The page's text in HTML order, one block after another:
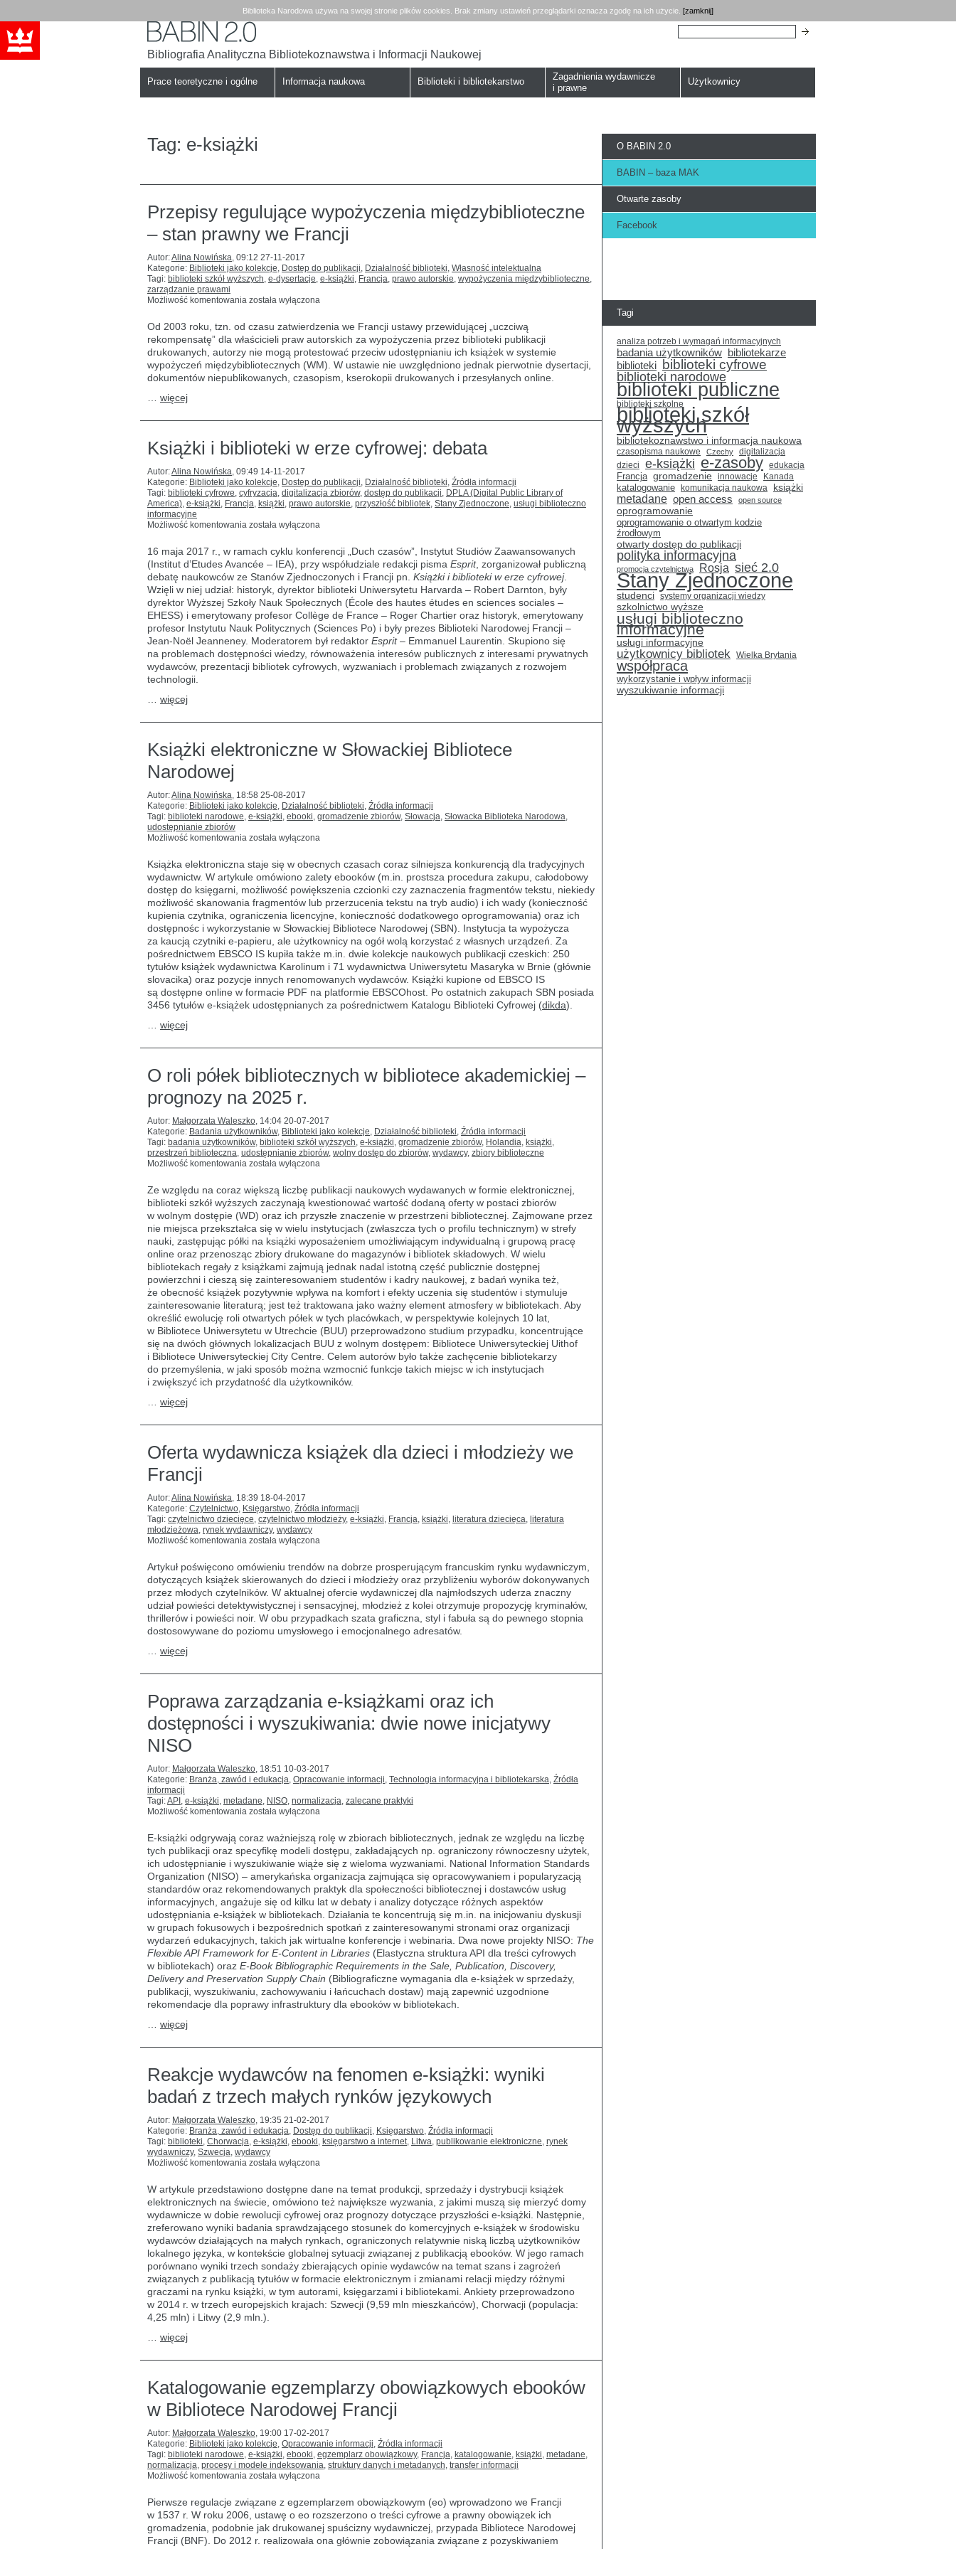
Biblioteka Narodowa używa na swojej stronie plików cookies. Brak zmiany ustawień przeglądarki oznacza zgodę na ich użycie. [zamknij]
Babin
Bibliografia Analityczna Bibliotekoznawstwa i Informacji Naukowej
Szukaj:
Prace teoretyczne i ogólne Informacja naukowa Biblioteki i bibliotekarstwo
Zagadnienia wydawnicze
i prawne
Użytkownicy
Tag: e-książki
Przepisy regulujące wypożyczenia międzybiblioteczne
– stan prawny we Francji
Autor:Alina Nowińska, 09:12 27-11-2017
Kategorie: Biblioteki jako kolekcje, Dostęp do publikacji, Działalność biblioteki, Własność intelektualna
Tagi: biblioteki szkół wyższych, e-dysertacje, e-książki, Francja, prawo autorskie, wypożyczenia międzybiblioteczne,
zarządzanie prawami
Możliwość komentowania Przepisy
wypożyczenia
międzybiblioteczne
–
stan
prawny
we
Francji
została wyłączona
Od 2003 roku, tzn. od czasu zatwierdzenia we Francji ustawy przewidującej „uczciwą
rekompensatę” dla właścicieli praw autorskich za wypożyczenia przez biblioteki publikacji
drukowanych, autorzy nie mogą protestować przeciw udostępnianiu ich książek w systemie
wypożyczeń międzybibliotecznych (WM). W ustawie nie uwzględniono jednak pierwotnie dysertacji,
dokumentów niepublikowanych, czasopism, kserokopii drukowanych i przesyłanych online.
więcej
Książki i biblioteki w erze cyfrowej: debata
Autor:Alina Nowińska, 09:49 14-11-2017
Kategorie: Biblioteki jako kolekcje, Dostęp do publikacji, Działalność biblioteki, Źródła informacji
Tagi: biblioteki cyfrowe, cyfryzacja, digitalizacja zbiorów, dostęp do publikacji, DPLA (Digital Public Library of
America), e-książki, Francja, książki, prawo autorskie, przyszłość bibliotek, Stany Zjednoczone, usługi biblioteczno
informacyjne
Możliwość komentowania Książki
w erze
cyfrowej:
debata
została wyłączona
16 maja 2017 r., w ramach cyklu konferencji „Duch czasów”, Instytut Studiów Zaawansowanych
(Institut d’Etudes Avancée – IEA), przy współudziale redakcji pisma Esprit, zorganizował publiczną
debatę naukowców ze Stanów Zjednoczonych i Francji pn. Książki i biblioteki w erze cyfrowej.
Wzięli w niej udział: historyk, dyrektor biblioteki Uniwersytetu Harvarda – Robert Darnton, były
dyrektor Wyższej Szkoły Nauk Społecznych (École des hautes études en sciences sociales –
EHESS) i emerytowany profesor Collège de France – Roger Chartier oraz historyk, emerytowany
profesor Instytutu Nauk Politycznych (Sciences Po) i były prezes Biblioteki Narodowej Francji –
Jean-Noël Jeanneney. Moderatorem był redaktor Esprit– Emmanuel Laurentin. Skupiono się
na problemach dostępności wiedzy, równoważenia interesów publicznych z interesami prywatnych
wydawców, prezentacji bibliotek cyfrowych, wyzwaniach i problemach związanych z rozwojem
technologii.
więcej
Książki elektroniczne w Słowackiej Bibliotece
Narodowej
Autor:Alina Nowińska, 18:58 25-08-2017
Kategorie: Biblioteki jako kolekcje, Działalność biblioteki, Źródła informacji
Tagi: biblioteki narodowe, e-książki, ebooki, gromadzenie zbiorów, Słowacja, Słowacka Biblioteka Narodowa,
udostępnianie zbiorów
Możliwość komentowania Książki
w Słowackiej
Bibliotece
Narodowej
została wyłączona
Książka elektroniczna staje się w obecnych czasach coraz silniejsza konkurencją dla tradycyjnych
wydawnictw. W artykule omówiono zalety ebooków (m.in. prostsza procedura zakupu, całodobowy
dostęp do księgarni, możliwość powiększenia czcionki czy zaznaczenia fragmentów tekstu, niekiedy
możliwość skanowania fragmentów lub przerzucenia tekstu na tryb audio) i ich wady (konieczność
kupienia czytnika, ograniczenia licencyjne, konieczność dodatkowego oprogramowania) oraz ich
dostępnośc i wykorzystanie w Słowackiej Bibliotece Narodowej (SBN). Instytucja ta wypożycza
za kaucją czytniki e-papieru, ale użytkownicy na ogół wolą korzystać z własnych urządzeń. Za
pośrednictwem EBSCO IS kupiła także m.in. dwie kolekcje naukowych publikacji czeskich: 250
tytułów książek wydawnictwa Karolinum i 71 wydawnictwa Uniwersytetu Masaryka w Brnie (głównie
slovacika) oraz pozycje innych renomowanych wydawców. Książki kupione od EBSCO IS
są dostępne online w formacie PDF na platformie EBSCOhost. Po ostatnich zakupach SBN posiada
3456 tytułów e-książek udostępnianych za pośrednictwem Katalogu Biblioteki Cyfrowej (dikda).
więcej
O roli półek bibliotecznych w bibliotece akademickiej –
prognozy na 2025 r.
Autor: Małgorzata Waleszko, 14:04 20-07-2017
Kategorie: Badania użytkowników, Biblioteki jako kolekcje, Działalność biblioteki, Źródła informacji
Tagi: badania użytkowników, biblioteki szkół wyższych, e-książki, gromadzenie zbiorów, Holandia, książki,
przestrzeń biblioteczna, udostępnianie zbiorów, wolny dostęp do zbiorów, wydawcy, zbiory biblioteczne
Możliwość komentowania O
półek
bibliotecznych
w bibliotece
akademickiej
–
prognozy
na 2025
r.
została wyłączona
Ze względu na coraz większą liczbę publikacji naukowych wydawanych w formie elektronicznej,
biblioteki szkół wyższych zaczynają kwestionować wartość dodaną oferty w postaci zbiorów
w wolnym dostępie (WD) oraz ich przyszłe znaczenie w przestrzeni bibliotecznej. Zajmowane przez
nie miejsca przekształca się w wielu instytucjach (zwłaszcza tych o profilu technicznym) w strefy
nauki, zastępując półki na książki wyposażeniem umożliwiającym indywidualną i grupową pracę
online oraz przenosząc zbiory drukowane do magazynów i bibliotek składowych. W wielu
bibliotekach regały z książkami zajmują jednak nadal istotną część publicznie dostępnej
powierzchni i cieszą się zainteresowaniem studentów i kadry naukowej, z badań wynika też,
że obecność książek pozytywnie wpływa na komfort i efekty uczenia się studentów i stymuluje
zainteresowanie literaturą; jest też traktowana jako ważny element atmosfery w bibliotekach. Aby
określić ewolucję roli otwartych półek w tych placówkach, w perspektywie kolejnych 10 lat,
w Bibliotece Uniwersytetu w Utrechcie (BUU) przeprowadzono studium przypadku, koncentrujące
się na dwóch głównych lokalizacjach BUU z wolnym dostępem: Bibliotece Uniwersyteckiej Uithof
i Bibliotece Uniwersyteckiej City Centre. Celem autorów było także zachęcenie bibliotekarzy
do przemyślenia, w jaki sposób można wzmocnić funkcje takich miejsc w ich instytucjach
i zwiększyć ich przydatność dla użytkowników.
więcej
Oferta wydawnicza książek dla dzieci i młodzieży we
Francji
Autor:Alina Nowińska, 18:39 18-04-2017
Kategorie: Czytelnictwo, Księgarstwo, Źródła informacji
Tagi: czytelnictwo dziecięce, czytelnictwo młodzieży, e-książki, Francja, książki, literatura dziecięca, literatura
młodzieżowa, rynek wydawniczy, wydawcy
Możliwość komentowania Oferta
książek
dla
dzieci
i młodzieży
we
Francji
została wyłączona
Artykuł poświęcono omówieniu trendów na dobrze prosperującym francuskim rynku wydawniczym,
dotyczących książek skierowanych do dzieci i młodzieży oraz przybliżeniu wyborów dokonywanych
przez młodych czytelników. W aktualnej ofercie wydawniczej dla najmłodszych uderza znaczny
udział powieści detektywistycznej i sensacyjnej, młodzież z kolei otrzymuje propozycję kryminałów,
thrillerów i powieści noir. W obu przypadkach szata graficzna, styl i fabuła są do pewnego stopnia
dostosowywane do poziomu umysłowego i emocjonalnego adresatów.
więcej
Poprawa zarządzania e-książkami oraz ich
dostępności i wyszukiwania: dwie nowe inicjatywy
NISO
Autor: Małgorzata Waleszko, 18:51 10-03-2017
Kategorie: Branża, zawód i edukacja, Opracowanie informacji, Technologia informacyjna i bibliotekarska, Źródła
informacji
Tagi:API , e-książki, metadane, NISO, normalizacja, zalecane praktyki
Możliwość komentowania Poprawa
książkami
oraz
ich
dostępności
i wyszukiwania:
dwie
nowe
inicjatywy
NISO
została wyłączona
E-książki odgrywają coraz ważniejszą rolę w zbiorach bibliotecznych, jednak ze względu na liczbę
tych publikacji oraz specyfikę modeli dostępu, zakładających np. ograniczony równoczesny użytek,
ich udostępnianie i wyszukiwanie wiąże się z wieloma wyzwaniami. National Information Standards
Organization (NISO) – amerykańska organizacja zajmująca się opracowywaniem i popularyzacją
standardów oraz rekomendowanych praktyk dla społeczności bibliotecznej i dostawców usług
informacyjnych, angażuje się od kilku lat w debaty i analizy dotyczące różnych aspektów
udostępniania e-książek w bibliotekach. Działania te koncentrują się m.in. na inicjowaniu dyskusji
w grupach fokusowych i bezpośrednich spotkań z zainteresowanymi stronami oraz organizacji
wydarzeń edukacyjnych, takich jak wirtualne konferencje i webinaria. Dwa nowe projekty NISO: The
Flexible API Framework for E-Content in Libraries (Elastyczna struktura API dla treści cyfrowych
w bibliotekach) oraz E-Book Bibliographic Requirements in the Sale, Publication, Discovery,
Delivery and Preservation Supply Chain (Bibliograficzne wymagania dla e-książek w sprzedaży,
publikacji, wyszukiwaniu, zachowywaniu i łańcuchach dostaw) mają zapewnić uzgodnione
rekomendacje dla poprawy infrastruktury dla ebooków w bibliotekach.
więcej
Reakcje wydawców na fenomen e-książki: wyniki
badań z trzech małych rynków językowych
Autor: Małgorzata Waleszko, 19:35 21-02-2017
Kategorie: Branża, zawód i edukacja, Dostęp do publikacji, Księgarstwo, Źródła informacji
Tagi: biblioteki, Chorwacja, e-książki, ebooki, księgarstwo a internet, Litwa, publikowanie elektroniczne, rynek
wydawniczy, Szwecja, wydawcy
Możliwość komentowania Reakcje
na fenomen
e-
książki:
wyniki
badań
z trzech
małych
rynków
językowych
została wyłączona
W artykule przedstawiono dostępne dane na temat produkcji, sprzedaży i dystrybucji książek
elektronicznych na świecie, omówiono też największe wyzwania, z jakimi muszą się mierzyć domy
wydawnicze w dobie rewolucji cyfrowej oraz prognozy dotyczące przyszłości e-książki. Następnie,
zreferowano wyniki badania sprawdzającego stosunek do komercyjnych e-książek w środowisku
wydawców działających na małych rynkach, ograniczonych relatywnie niską liczbą użytkowników
lokalnego języka, w kontekście globalnej sytuacji związanej z publikacją ebooków. W jego ramach
porównano wyniki trzech sondaży zbierających opinie wydawców na temat szans i zagrożeń
związanych z publikacją tytułów w formacie elektronicznym i zmianami relacji między różnymi
graczami na rynku książki, w tym autorami, księgarzami i bibliotekami. Ankiety przeprowadzono
w 2014 r. w trzech europejskich krajach: Szwecji (9,59 mln mieszkańców), Chorwacji (populacja:
4,25 mln) i Litwy (2,9 mln.).
więcej
Katalogowanie egzemplarzy obowiązkowych ebooków
w Bibliotece Narodowej Francji
Autor: Małgorzata Waleszko, 19:00 17-02-2017
Kategorie: Biblioteki jako kolekcje, Opracowanie informacji, Źródła informacji
Tagi: biblioteki narodowe, e-książki, ebooki, egzemplarz obowiązkowy, Francja, katalogowanie, książki, metadane,
normalizacja, procesy i modele indeksowania, struktury danych i metadanych, transfer informacji
Możliwość komentowania Katalogowanie
obowiązkowych
ebooków
w Bibliotece
Narodowej
Francji
została wyłączona
Pierwsze regulacje związane z egzemplarzem obowiązkowym (eo) wprowadzono we Francji
w 1537 r. W roku 2006, ustawę o eo rozszerzono o treści cyfrowe a prawny obowiązek ich
gromadzenia, podobnie jak drukowanej spuścizny wydawniczej, przypada Bibliotece Narodowej
Francji (BNF). Do 2012 r. realizowała ona głównie zobowiązania związane z pozyskiwaniem
O BABIN 2.0
BABIN – baza MAK
Otwarte zasoby
Facebook
Tagi
analiza potrzeb i wymagań informacyjnych
badania użytkowników bibliotekarze
biblioteki biblioteki cyfrowe
biblioteki narodowe
biblioteki publiczne
biblioteki szkolne
biblioteki szkół
wyższych
bibliotekoznawstwo i informacja naukowa
czasopisma naukowe Czechy digitalizacja
dzieci e-książki e-zasoby edukacja
Francja gromadzenie innowacje
Kanada
katalogowanie
komunikacja naukowa książki
metadane open access open source
oprogramowanie
oprogramowanie o otwartym kodzie
źrodłowym
otwarty dostęp do publikacji
polityka informacyjna
promocja czytelnictwa Rosja sieć 2.0
Stany Zjednoczone
studenci systemy organizacji wiedzy
szkolnictwo wyższe
usługi biblioteczno
informacyjne
usługi informacyjne
użytkownicy bibliotek Wielka Brytania
współpraca
wykorzystanie i wpływ informacji
wyszukiwanie informacji